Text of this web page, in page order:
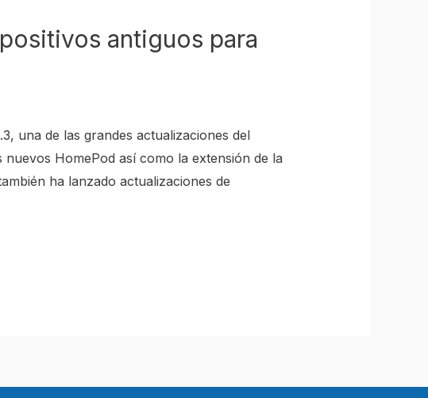
antiguos para
una de las grandes actualizaciones del
HomePod así como la extensión de la
ha lanzado actualizaciones de